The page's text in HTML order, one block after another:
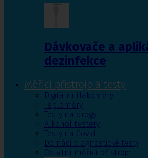
Dávkovače a
dezinfekce
Měřící přístroje a testy
Digitální tlakoměry
Teploměry
Testy na drogy
Alkohol testery
Testy na Covid
Domácí diagnostické testy
Ostatní měřící přístroje